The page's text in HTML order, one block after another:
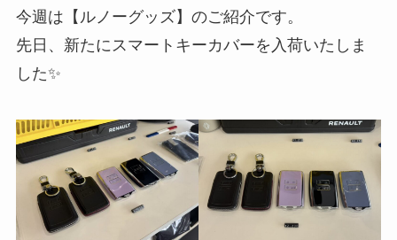
今週は【ルノーグッズ】のご紹介です。
先日、新たにスマートキーカバーを入荷いたしま
した✨